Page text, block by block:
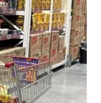
svoj
koji
mu je